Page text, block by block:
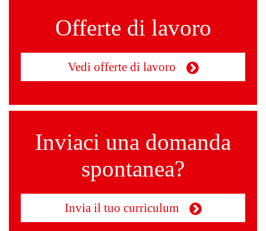
Offerte di lavoro
Vedi offerte di lavoro
Inviaci una domanda
spontanea?
Invia il tuo curriculum